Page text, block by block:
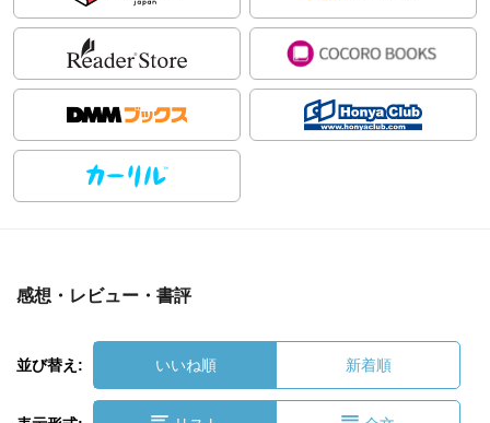
感想・レビュー・書評
並び替え: いいね順 新着順